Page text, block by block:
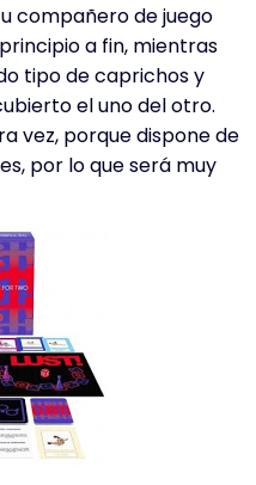
compañero de juego
a fin, mientras
tipo de caprichos y
el uno del otro.
vez, porque dispone de
por lo que será muy